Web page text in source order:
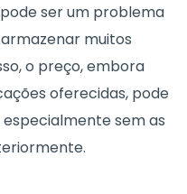
ser um problema
muitos
o preço, embora
oferecidas, pode
sem as